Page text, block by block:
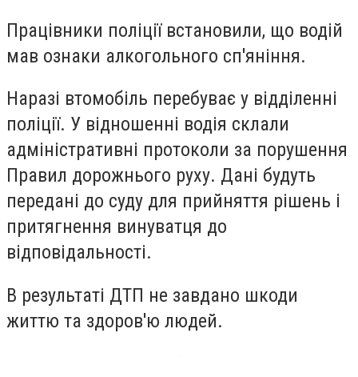
Працівники поліції встановили, що водій
мав ознаки алкогольного сп'яніння.
Наразі втомобіль перебуває у відділенні
поліції. У відношенні водія склали
адміністративні протоколи за порушення
Правил дорожнього руху. Дані будуть
передані до суду для прийняття рішень і
притягнення винуватця до
відповідальності.
В результаті ДТП не завдано шкоди
життю та здоров'ю людей.